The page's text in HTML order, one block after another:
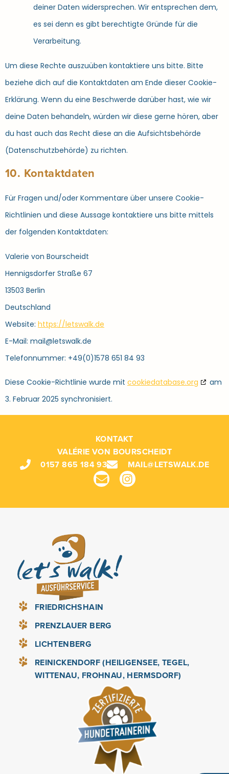
deiner Daten widersprechen. Wir entsprechen dem,
es sei denn es gibt berechtigte Gründe für die
Verarbeitung.
Um diese Rechte auszuüben kontaktiere uns bitte. Bitte
beziehe dich auf die Kontaktdaten am Ende dieser Cookie-
Erklärung. Wenn du eine Beschwerde darüber hast, wie wir
deine Daten behandeln, würden wir diese gerne hören, aber
du hast auch das Recht diese an die Aufsichtsbehörde
(Datenschutzbehörde) zu richten.
10. Kontaktdaten
Für Fragen und/oder Kommentare über unsere Cookie-
Richtlinien und diese Aussage kontaktiere uns bitte mittels
der folgenden Kontaktdaten:
Valerie von Bourscheidt
Hennigsdorfer Straße 67
13503 Berlin
Deutschland
Website: https://letswalk.de
E-Mail: mail@letswalk.de
Telefonnummer: +49(0)1578 651 84 93
Diese Cookie-Richtlinie wurde mit cookiedatabase.org
am
3. Februar 2025 synchronisiert.
KONTAKT
VALÉRIE VON BOURSCHEIDT
0157 865 184 93
MAIL@LETSWALK.DE
FRIEDRICHSHAIN
PRENZLAUER BERG
LICHTENBERG
REINICKENDORF (HEILIGENSEE, TEGEL,
WITTENAU, FROHNAU, HERMSDORF)